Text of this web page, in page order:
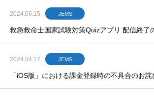
2024.06.15 JEMS
救急救命士国家試験対策Quizアプリ 配信終了
2024.04.17 JEMS
「iOS版」における課金登録時の不具合のお